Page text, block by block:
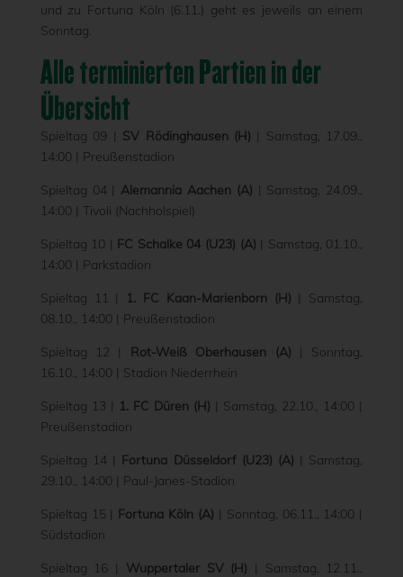
und zu Fortuna Köln (6.11.) geht es jeweils an einem
Sonntag.
Alle terminierten Partien in der
Übersicht
Spieltag 09 | SV Rödinghausen (H) | Samstag, 17.09.,
14:00 | Preußenstadion
Spieltag 04 | Alemannia Aachen (A) | Samstag, 24.09.,
14:00 | Tivoli (Nachholspiel)
Spieltag 10 | FC Schalke 04 (U23) (A) | Samstag, 01.10.,
14:00 | Parkstadion
Spieltag 11 | 1. FC Kaan-Marienborn (H) | Samstag,
08.10., 14:00 | Preußenstadion
Spieltag 12 | Rot-Weiß Oberhausen (A) | Sonntag,
16.10., 14:00 | Stadion Niederrhein
Spieltag 13 | 1. FC Düren (H) | Samstag, 22.10., 14:00 |
Preußenstadion
Spieltag 14 | Fortuna Düsseldorf (U23) (A) | Samstag,
29.10., 14:00 | Paul-Janes-Stadion
Spieltag 15 | Fortuna Köln (A) | Sonntag, 06.11., 14:00 |
Südstadion
Spieltag 16 | Wuppertaler SV (H) | Samstag, 12.11.,